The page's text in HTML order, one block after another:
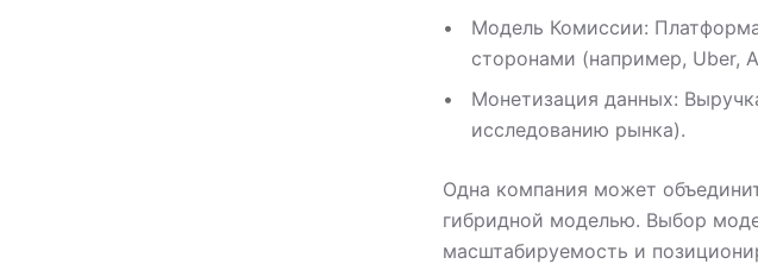
Модель Комиссии:
сторонами (например, Uber,
Монетизация данных:
исследованию рынка).
Одна компания может
гибридной моделью. Выбор
масштабируемость и